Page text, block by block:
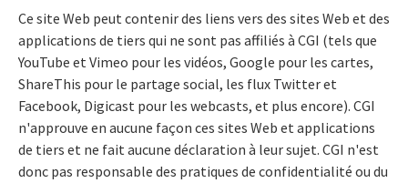
Ce site Web peut contenir des liens vers des sites Web et des
applications de tiers qui ne sont pas affiliés à CGI (tels que
YouTube et Vimeo pour les vidéos, Google pour les cartes,
ShareThis pour le partage social, les flux Twitter et
Facebook, Digicast pour les webcasts, et plus encore). CGI
n'approuve en aucune façon ces sites Web et applications
de tiers et ne fait aucune déclaration à leur sujet. CGI n'est
donc pas responsable des pratiques de confidentialité ou du